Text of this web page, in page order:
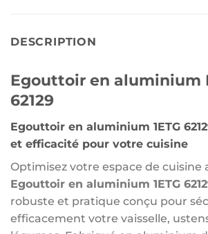
DESCRIPTION
Egouttoir en aluminium
62129
Egouttoir en aluminium 1ETG
et efficacité pour votre cuisine
Optimisez votre espace de cuisine
Egouttoir en aluminium 1ETG
robuste et pratique conçu pour
efficacement votre vaisselle,